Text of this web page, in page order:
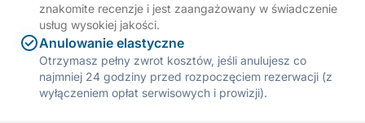
znakomite recenzje i jest zaangażowany w świadczenie
usług wysokiej jakości.
Anulowanie elastyczne
Otrzymasz pełny zwrot kosztów, jeśli anulujesz co
najmniej 24 godziny przed rozpoczęciem rezerwacji (z
wyłączeniem opłat serwisowych i prowizji).